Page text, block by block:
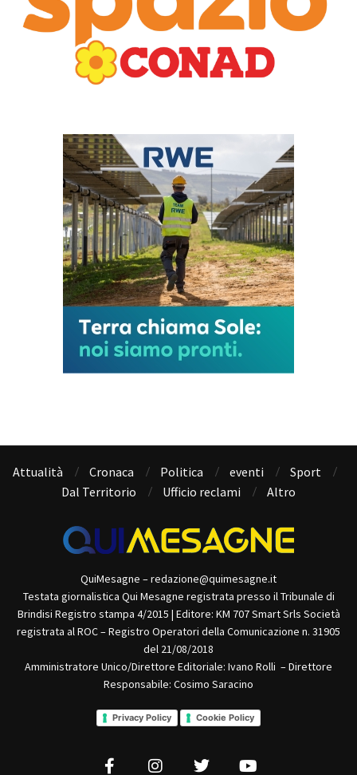
Attualità Cronaca Politica eventi
Sport
Dal Territorio
Ufficio reclami Altro
QuiMesagne – redazione@quimesagne.it
Testata giornalistica Qui Mesagne registrata presso il Tribunale di
Brindisi Registro stampa 4/2015 | Editore: KM 707 Smart Srls Società
registrata al ROC – Registro Operatori della Comunicazione n. 31905
del 21/08/2018
Amministratore Unico/Direttore Editoriale: Ivano Rolli – Direttore
Responsabile: Cosimo Saracino
Privacy Policy Cookie Policy